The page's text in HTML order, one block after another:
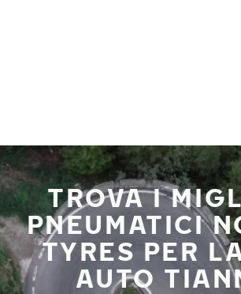
TROVA I
PNEUMATICI
TYRES PER
AUTO